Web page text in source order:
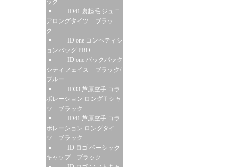
ック
ID41 裏起毛 ジュニ
アロングタイツ ブラッ
ク
ID one コンペティシ
ョンバッグ PRO
ID one バックパック
シティフェイス ブラック/
ブルー
ID33 芦原空手 コラ
ボレーション ロングＴシャ
ツ ブラック
ID41 芦原空手 コラ
ボレーション ロングタイ
ツ ブラック
ID ロゴ ベーシック
キャップ ブラック